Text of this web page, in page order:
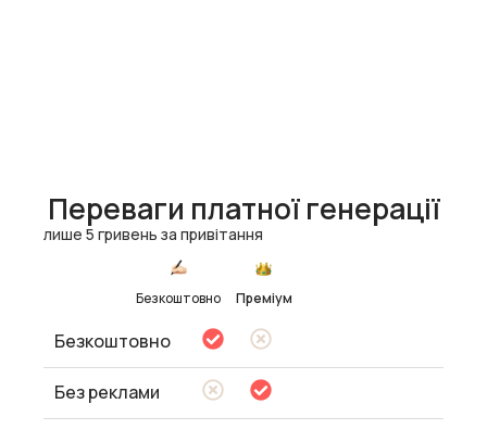
Переваги платної генерації
лише 5 гривень за привітання
Безкоштовно Преміум
Безкоштовно
Без реклами